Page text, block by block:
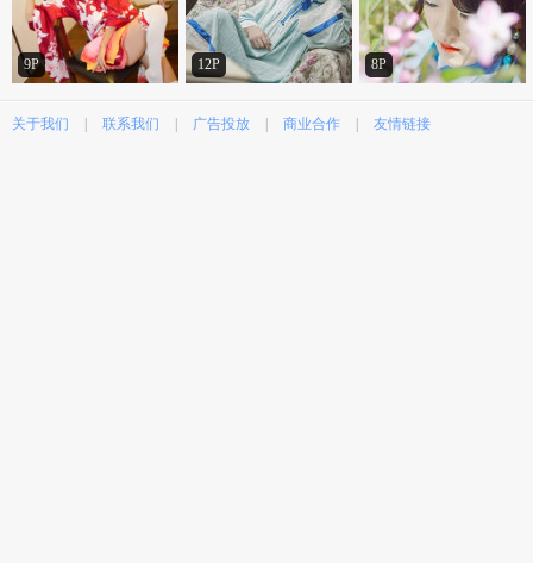
9P 12P 8P
关于我们 联系我们 广告投放 商业合作 友情链接